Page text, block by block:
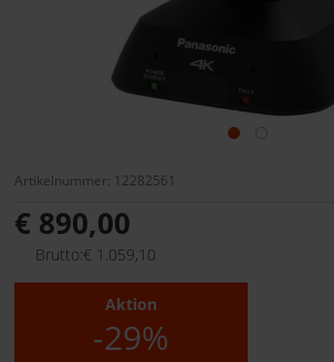
Artikelnummer: 12282561
€ 890,00
Brutto:€ 1.059,10
Aktion
-29%